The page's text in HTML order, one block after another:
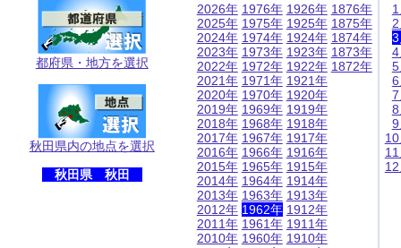
都府県・地方を選択
秋田県内の地点を選択
秋田県 秋田
2026年
2025年
2024年
2023年
2022年
2021年
2020年
2019年
2018年
2017年
2016年
2015年
2014年
2013年
2012年
2011年
2010年
1976年
1975年
1974年
1973年
1972年
1971年
1970年
1969年
1968年
1967年
1966年
1965年
1964年
1963年
1962年
1961年
1960年
1926年
1925年
1924年
1923年
1922年
1921年
1920年
1919年
1918年
1917年
1916年
1915年
1914年
1913年
1912年
1911年
1910年
1876年
1875年
1874年
1873年
1872年